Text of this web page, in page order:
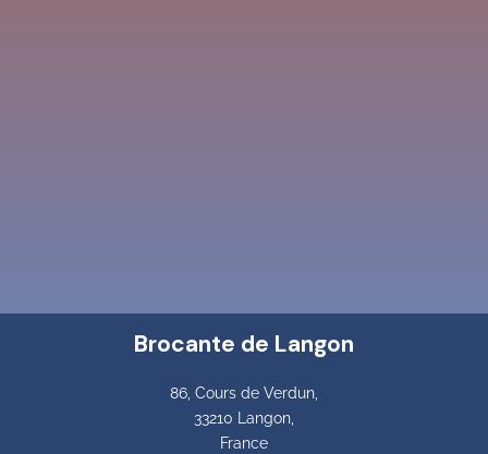
Brocante de Langon
86, Cours de Verdun,
33210 Langon,
France